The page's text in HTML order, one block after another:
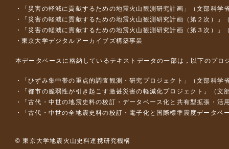
「災害の軽減に貢献するための地震火山観測研究計画」（文部科学
「災害の軽減に貢献するための地震火山観測研究計画（第２次）」
「災害の軽減に貢献するための地震火山観測研究計画（第３次）」
東京大学デジタルアーカイブズ構築事業
本データベースに格納しているテキストデータの一部は，以下のプロ
「ひずみ集中帯の重点的調査観測・研究プロジェクト」（文部科
「都市の脆弱性が引き起こす激甚災害の軽減化プロジェクト」（
「古代・中世の地震史料の校訂・データベース化と共有型拡張・
「古代・中世の全地震史料の校訂・電子化と国際標準震度データ
© 東京大学地震火山史料連携研究機構